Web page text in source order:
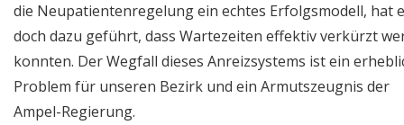
die Neupatientenregelung ein echtes Erfolgsmodell, hat
doch dazu geführt, dass Wartezeiten effektiv verkürzt
konnten. Der Wegfall dieses Anreizsystems ist ein
Problem für unseren Bezirk und ein Armutszeugnis der
Ampel-Regierung.